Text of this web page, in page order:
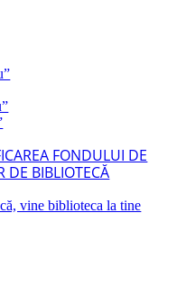
FONDULUI DE
DE BIBLIOTECĂ
vine biblioteca la tine